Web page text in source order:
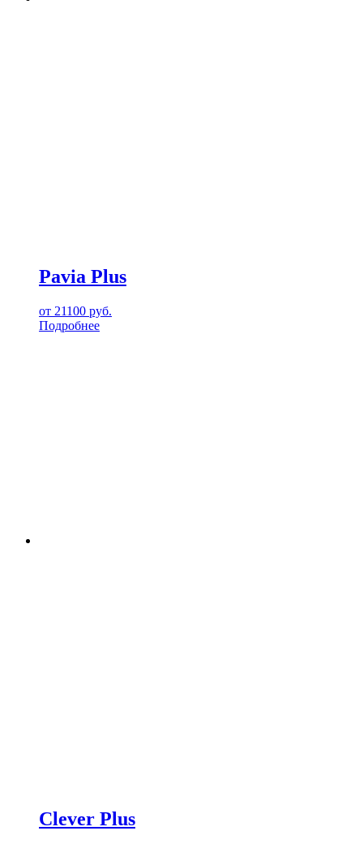
Pavia Plus
от 21100 руб.
Подробнее
Clever Plus